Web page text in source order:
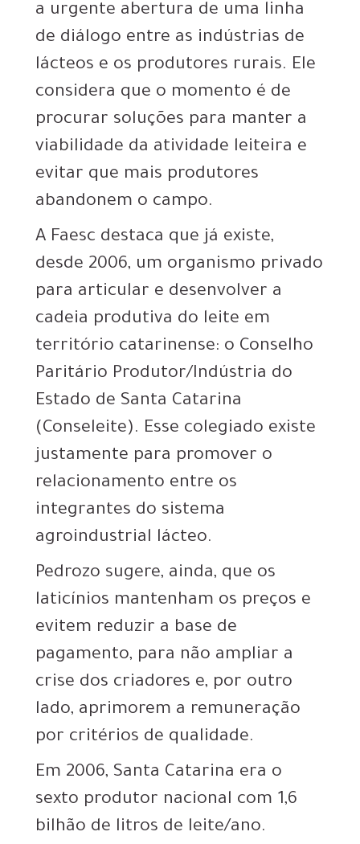
a urgente abertura de uma linha
de diálogo entre as indústrias de
lácteos e os produtores rurais. Ele
considera que o momento é de
procurar soluções para manter a
viabilidade da atividade leiteira e
evitar que mais produtores
abandonem o campo.
A Faesc destaca que já existe,
desde 2006, um organismo privado
para articular e desenvolver a
cadeia produtiva do leite em
território catarinense: o Conselho
Paritário Produtor/Indústria do
Estado de Santa Catarina
(Conseleite). Esse colegiado existe
justamente para promover o
relacionamento entre os
integrantes do sistema
agroindustrial lácteo.
Pedrozo sugere, ainda, que os
laticínios mantenham os preços e
evitem reduzir a base de
pagamento, para não ampliar a
crise dos criadores e, por outro
lado, aprimorem a remuneração
por critérios de qualidade.
Em 2006, Santa Catarina era o
sexto produtor nacional com 1,6
bilhão de litros de leite/ano.